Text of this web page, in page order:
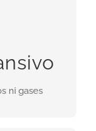
ni gases
las obras
por las